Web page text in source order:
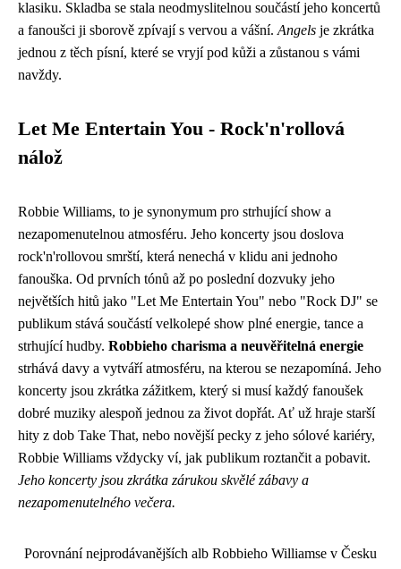
klasiku. Skladba se stala neodmyslitelnou součástí jeho koncertů
a fanoušci ji sborově zpívají s vervou a vášní. Angels je zkrátka
jednou z těch písní, které se vryjí pod kůži a zůstanou s vámi
navždy.
Let Me Entertain You - Rock'n'rollová
nálož
Robbie Williams, to je synonymum pro strhující show a
nezapomenutelnou atmosféru. Jeho koncerty jsou doslova
rock'n'rollovou smrští, která nenechá v klidu ani jednoho
fanouška. Od prvních tónů až po poslední dozvuky jeho
největších hitů jako "Let Me Entertain You" nebo "Rock DJ" se
publikum stává součástí velkolepé show plné energie, tance a
strhující hudby. Robbieho charisma a neuvěřitelná energie
strhává davy a vytváří atmosféru, na kterou se nezapomíná. Jeho
koncerty jsou zkrátka zážitkem, který si musí každý fanoušek
dobré muziky alespoň jednou za život dopřát. Ať už hraje starší
hity z dob Take That, nebo novější pecky z jeho sólové kariéry,
Robbie Williams vždycky ví, jak publikum roztančit a pobavit.
Jeho koncerty jsou zkrátka zárukou skvělé zábavy a
nezapomenutelného večera.
Porovnání nejprodávanějších alb Robbieho Williamse v Česku